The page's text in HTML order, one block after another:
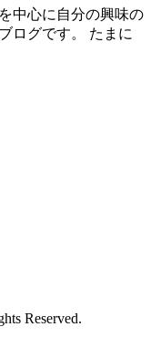
中心に自分の興味の
ログです。 たまに
Reserved.